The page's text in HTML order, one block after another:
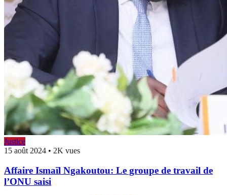
Justice
15 août 2024 • 2K vues
Affaire Ismaïl Ngakoutou: Le groupe de travail de
l’ONU saisi